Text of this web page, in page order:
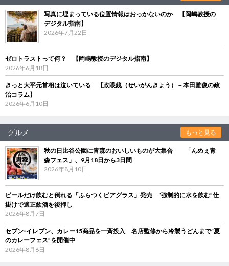
写真に埋まっている位置情報はおっかないのか 【岡嶋教授の
デジタル指南】
2026年7月22日
ゼロトラストって何？ 【岡嶋教授のデジタル指南】
2026年6月18日
きっと大平元首相は泣いている 【政眼鏡（せいがんきょう）－本田雅俊の政
治コラム】
2026年6月10日
グルメ もっと見る
秋の日比谷公園に青森のおいしいものが大集合 「んめぇ青
森フェス」、9月18日から3日間
2026年8月10日
ビールだけ飲むと倒れる「ふらつくビアグラス」発売 “強制的に水を飲む”仕
掛けで適正飲酒を後押し
2026年8月7日
セブン‐イレブン、カレー15商品を一斉投入 名店監修から冷製うどんまで“夏
のカレーフェス”を開催中
2026年8月6日